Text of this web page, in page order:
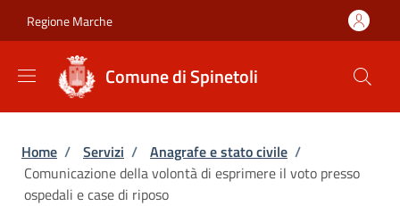
Regione Marche
Comune di Spinetoli
Briciole di pane
Home / Servizi / Anagrafe e stato civile /
Comunicazione della volontà di esprimere il voto presso
ospedali e case di riposo